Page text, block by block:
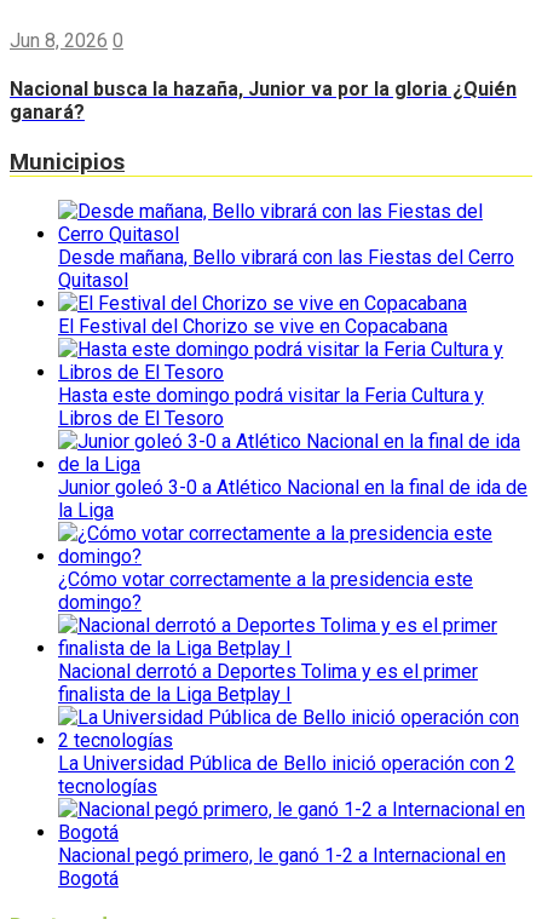
Jun 8, 2026 0
Nacional busca la hazaña, Junior va por la gloria ¿Quién
ganará?
Municipios
Desde mañana, Bello vibrará con las Fiestas del Cerro
Quitasol
El Festival del Chorizo se vive en Copacabana
Hasta este domingo podrá visitar la Feria Cultura y
Libros de El Tesoro
Junior goleó 3-0 a Atlético Nacional en la final de ida de
la Liga
¿Cómo votar correctamente a la presidencia este
domingo?
Nacional derrotó a Deportes Tolima y es el primer
finalista de la Liga Betplay I
La Universidad Pública de Bello inició operación con 2
tecnologías
Nacional pegó primero, le ganó 1-2 a Internacional en
Bogotá